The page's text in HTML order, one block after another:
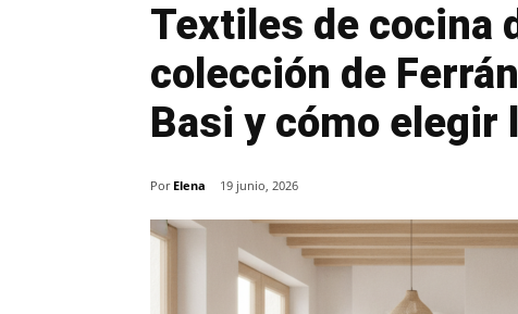
Textiles de cocina
colección de
Basi y cómo elegir
Por Elena 19 junio, 2026